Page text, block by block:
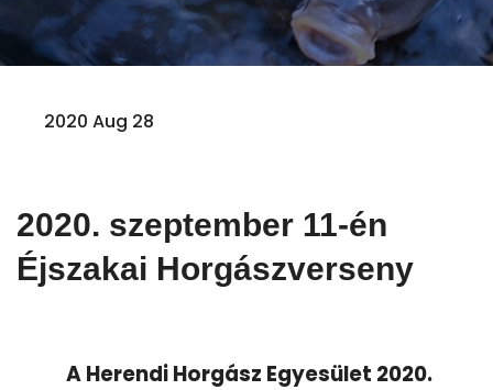
2020 Aug 28
2020. szeptember 11-én
Éjszakai Horgászverseny
A Herendi Horgász Egyesület 2020.